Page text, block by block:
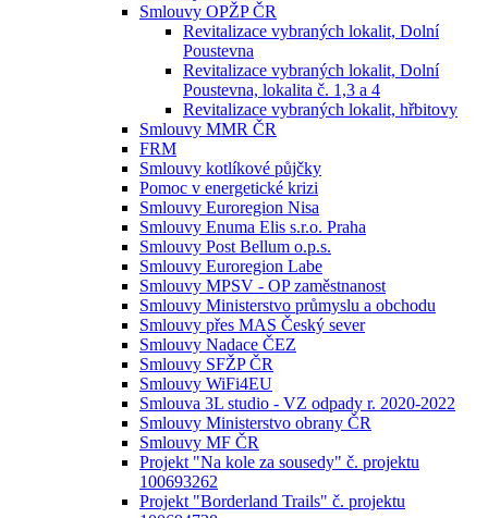
Smlouvy OPŽP ČR
Revitalizace vybraných lokalit, Dolní
Poustevna
Revitalizace vybraných lokalit, Dolní
Poustevna, lokalita č. 1,3 a 4
Revitalizace vybraných lokalit, hřbitovy
Smlouvy MMR ČR
FRM
Smlouvy kotlíkové půjčky
Pomoc v energetické krizi
Smlouvy Euroregion Nisa
Smlouvy Enuma Elis s.r.o. Praha
Smlouvy Post Bellum o.p.s.
Smlouvy Euroregion Labe
Smlouvy MPSV - OP zaměstnanost
Smlouvy Ministerstvo průmyslu a obchodu
Smlouvy přes MAS Český sever
Smlouvy Nadace ČEZ
Smlouvy SFŽP ČR
Smlouvy WiFi4EU
Smlouva 3L studio - VZ odpady r. 2020-2022
Smlouvy Ministerstvo obrany ČR
Smlouvy MF ČR
Projekt "Na kole za sousedy" č. projektu
100693262
Projekt "Borderland Trails" č. projektu